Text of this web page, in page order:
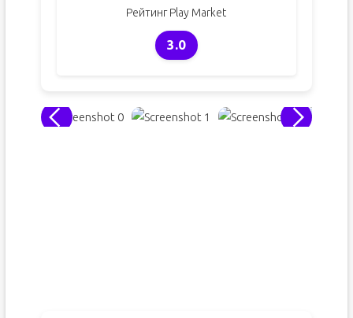
Рейтинг Play Market
3.0